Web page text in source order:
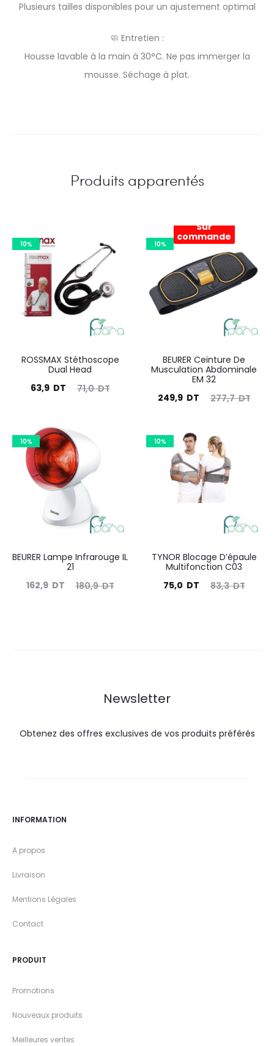
Plusieurs tailles disponibles pour un ajustement optimal
🧼 Entretien :
Housse lavable à la main à 30°C. Ne pas immerger la
mousse. Séchage à plat.
Produits apparentés
10%
ROSSMAX Stéthoscope
Dual Head
71,0DT
Le
initial
était :
71,0
DT.
63,9 DT
est :
63,9
DT.
Sur
commande
10%
BEURER Ceinture De
Musculation Abdominale
EM 32
277,7DT
Le
initial
était :
277,7
DT.
249,9 DT
actuel
10%
BEURER Lampe Infrarouge IL
21
180,9DT
Le
162,9 DT
Le
10%
TYNOR Blocage D’épaule
Multifonction C03
83,3DT
Le
75,0 DT
Newsletter
Obtenez des offres exclusives de vos produits préférés
INFORMATION
A propos
Livraison
Mentions Légales
Contact
PRODUIT
Promotions
Nouveaux produits
Meilleures ventes